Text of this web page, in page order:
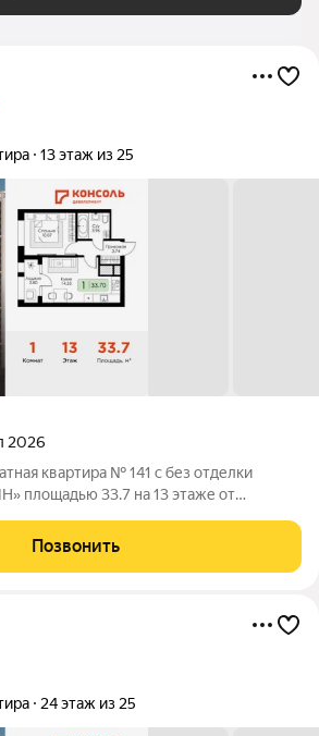
13 этаж из 25
2026
квартира № 141 с без отделки
площадью 33.7 на 13 этаже от
Позвонить
24 этаж из 25